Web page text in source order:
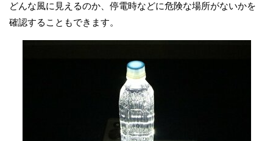
どんな風に見えるのか、停電時などに危険な場所がないかを
確認することもできます。